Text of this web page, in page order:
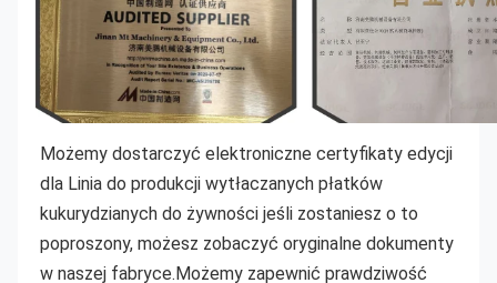
Możemy dostarczyć elektroniczne certyfikaty edycji
dla Linia do produkcji wytłaczanych płatków
kukurydzianych do żywności jeśli zostaniesz o to
poproszony, możesz zobaczyć oryginalne dokumenty
w naszej fabryce.Możemy zapewnić prawdziwość